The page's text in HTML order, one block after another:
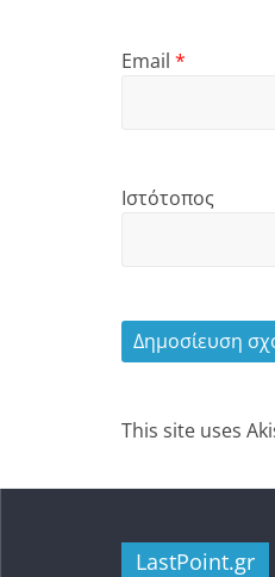
Email *
Ιστότοπος
This site uses
LastPoint.gr